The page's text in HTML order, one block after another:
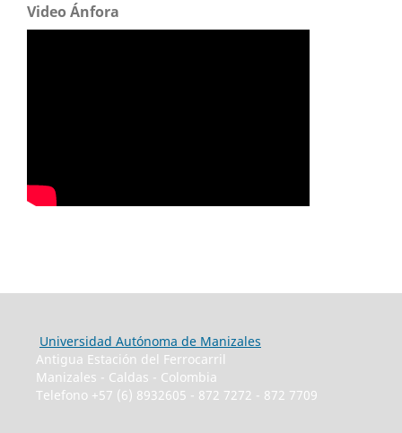
Video Ánfora
Universidad Autónoma de Manizales
Antigua Estación del Ferrocarril
Manizales - Caldas - Colombia
Telefono +57 (6) 8932605 - 872 7272 - 872 7709